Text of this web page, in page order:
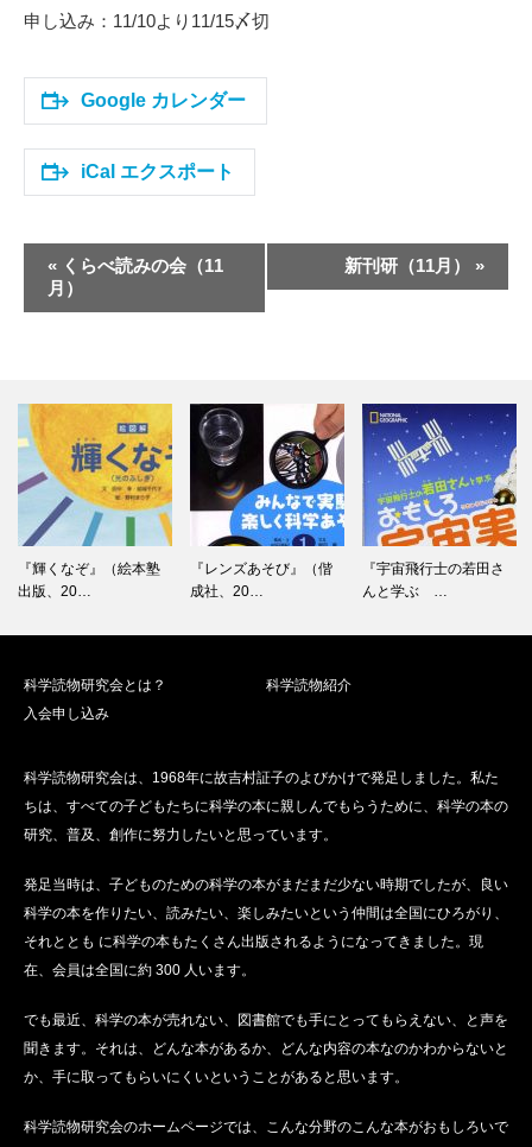
申し込み：11/10より11/15〆切
Google カレンダー
iCal エクスポート
ン
ビ
ゲ
ー
シ
ン
« くらべ読みの会（11
月）
新刊研（11月） »
『輝くなぞ』（絵本塾
出版、20…
『レンズあそび』（偕
成社、20…
『宇宙飛行士の若田さ
んと学ぶ …
科学読物研究会とは？
科学読物紹介
入会申し込み
科学読物研究会は、1968年に故吉村証子のよびかけで発足しました。私た
ちは、すべての子どもたちに科学の本に親しんでもらうために、科学の本の
研究、普及、創作に努力したいと思っています。
発足当時は、子どものための科学の本がまだまだ少ない時期でしたが、良い
科学の本を作りたい、読みたい、楽しみたいという仲間は全国にひろがり、
それととも に科学の本もたくさん出版されるようになってきました。現
在、会員は全国に約 300 人います。
でも最近、科学の本が売れない、図書館でも手にとってもらえない、と声を
聞きます。それは、どんな本があるか、どんな内容の本なのかわからないと
か、手に取ってもらいにくいということがあると思います。
科学読物研究会のホームページでは、こんな分野のこんな本がおもしろいで